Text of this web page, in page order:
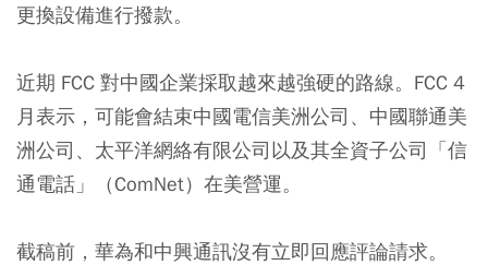
更換設備進行撥款。
近期 FCC 對中國企業採取越來越強硬的路線。FCC 4
月表示，可能會結束中國電信美洲公司、中國聯通美
洲公司、太平洋網絡有限公司以及其全資子公司「信
通電話」（ComNet）在美營運。
截稿前，華為和中興通訊沒有立即回應評論請求。